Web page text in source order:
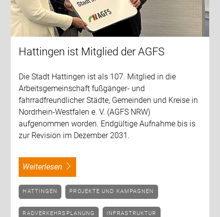
Hattingen ist Mitglied der AGFS
Die Stadt Hattingen ist als 107. Mitglied in die
Arbeitsgemeinschaft fußgänger- und
fahrradfreundlicher Städte, Gemeinden und Kreise in
Nordrhein-Westfalen e. V. (AGFS NRW)
aufgenommen worden. Endgültige Aufnahme bis is
zur Revision im Dezember 2031.
weiterlesen
HATTINGEN PROJEKTE UND KAMPAGNEN
RADVERKEHRSPLANUNG INFRASTRUKTUR